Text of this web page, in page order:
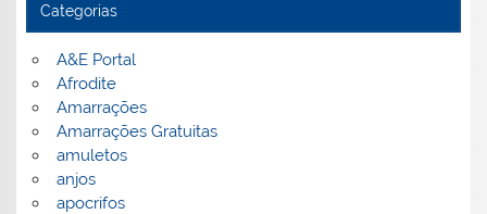
Categorias
A&E Portal
Afrodite
Amarrações
Amarrações Gratuitas
amuletos
anjos
apocrifos